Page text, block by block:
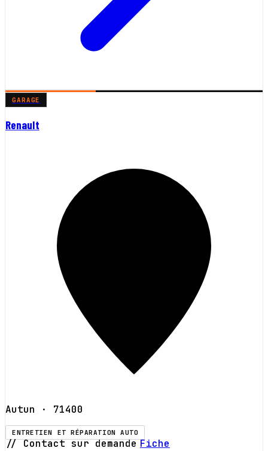
GARAGE
Renault
Autun · 71400
ENTRETIEN ET RÉPARATION AUTO
// Contact sur demande Fiche